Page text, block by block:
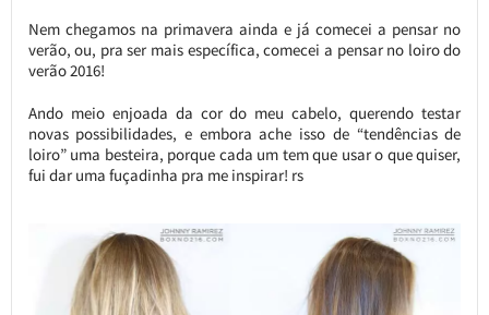
Nem chegamos na primavera ainda e já comecei a pensar no
verão, ou, pra ser mais específica, comecei a pensar no loiro do
verão 2016!
Ando meio enjoada da cor do meu cabelo, querendo testar
novas possibilidades, e embora ache isso de “tendências de
loiro” uma besteira, porque cada um tem que usar o que quiser,
fui dar uma fuçadinha pra me inspirar! rs